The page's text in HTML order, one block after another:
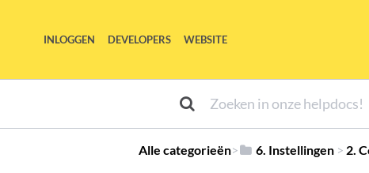
INLOGGEN DEVELOPERS WEBSITE
Alle categorieën​>​ ​6. Instellingen​ > ​ ​2.